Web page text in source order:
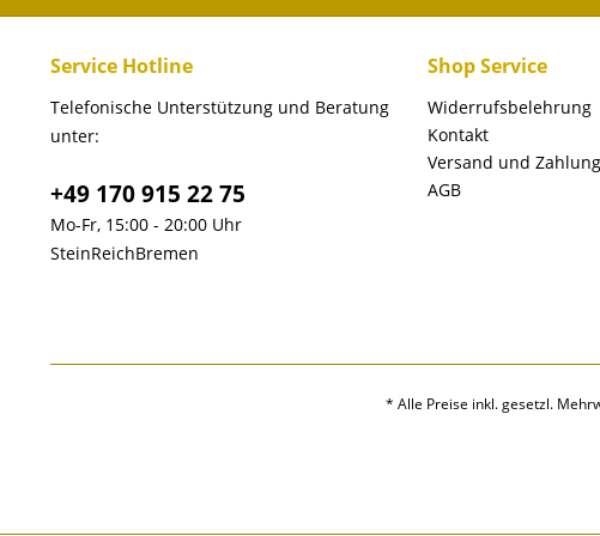
Service Hotline
Telefonische Unterstützung und Beratung
unter:
+49 170 915 22 75
Mo-Fr, 15:00 - 20:00 Uhr
SteinReichBremen
Shop Service
Widerrufsbelehrung
Kontakt
Versand und
AGB
* Alle Preise inkl. gesetzl.